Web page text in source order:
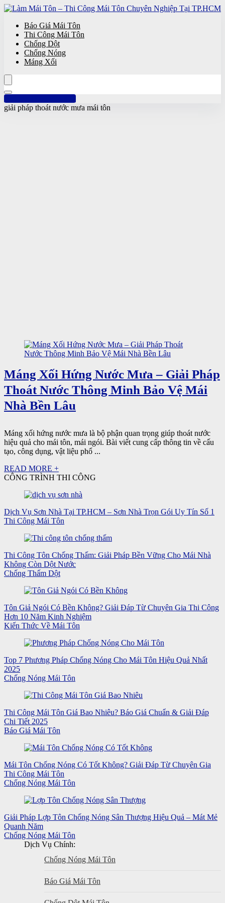
Báo Giá Mái Tôn
Thi Công Mái Tôn
Chống Dột
Chống Nóng
Máng Xối
Hotline: 0961 894 472
giải pháp thoát nước mưa mái tôn
Máng Xối Hứng Nước Mưa – Giải Pháp
Thoát Nước Thông Minh Bảo Vệ Mái
Nhà Bền Lâu
Máng xối hứng nước mưa là bộ phận quan trọng giúp thoát nước
hiệu quả cho mái tôn, mái ngói. Bài viết cung cấp thông tin về cấu
tạo, công dụng, vật liệu phổ ...
READ MORE +
CÔNG TRÌNH THI CÔNG
Dịch Vụ Sơn Nhà Tại TP.HCM – Sơn Nhà Trọn Gói Uy Tín Số 1
Thi Công Mái Tôn
Thi Công Tôn Chống Thấm: Giải Pháp Bền Vững Cho Mái Nhà
Không Còn Dột Nước
Chống Thấm Dột
Tôn Giả Ngói Có Bền Không? Giải Đáp Từ Chuyên Gia Thi Công
Hơn 10 Năm Kinh Nghiệm
Kiến Thức Về Mái Tôn
Top 7 Phương Pháp Chống Nóng Cho Mái Tôn Hiệu Quả Nhất
2025
Chống Nóng Mái Tôn
Thi Công Mái Tôn Giá Bao Nhiêu? Báo Giá Chuẩn & Giải Đáp
Chi Tiết 2025
Báo Giá Mái Tôn
Mái Tôn Chống Nóng Có Tốt Không? Giải Đáp Từ Chuyên Gia
Thi Công Mái Tôn
Chống Nóng Mái Tôn
Giải Pháp Lợp Tôn Chống Nóng Sân Thượng Hiệu Quả – Mát Mẻ
Quanh Năm
Chống Nóng Mái Tôn
Dịch Vụ Chính:
Chống Nóng Mái Tôn
Báo Giá Mái Tôn